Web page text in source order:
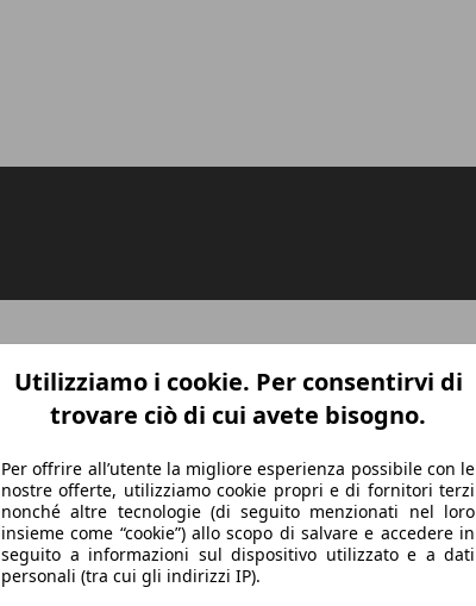
Utilizziamo i cookie. Per consentirvi di
trovare ciò di cui avete bisogno.
Per offrire all’utente la migliore esperienza possibile con le
nostre offerte, utilizziamo cookie propri e di fornitori terzi
nonché altre tecnologie (di seguito menzionati nel loro
insieme come “cookie”) allo scopo di salvare e accedere in
seguito a informazioni sul dispositivo utilizzato e a dati
personali (tra cui gli indirizzi IP).